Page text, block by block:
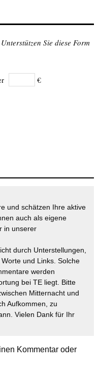
Sie diese Form
€
und schätzen Ihre aktive
auch als eigene
in unserer
durch Unterstellungen,
und Links. Solche
werden
bei TE liegt. Bitte
Mitternacht und
Aufkommen, zu
Vielen Dank für Ihr
Kommentar oder